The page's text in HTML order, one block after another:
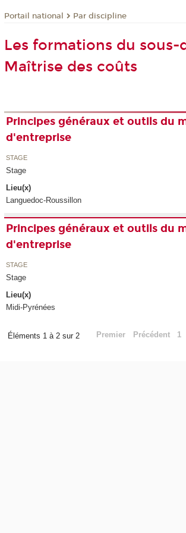
Portail national Par discipline
Les formations du sous-
Maîtrise des coûts
Principes généraux et outils du
d'entreprise
STAGE
Stage
Lieu(x)
Languedoc-Roussillon
Principes généraux et outils du
d'entreprise
STAGE
Stage
Lieu(x)
Midi-Pyrénées
Éléments 1 à 2 sur 2 Premier Précédent 1